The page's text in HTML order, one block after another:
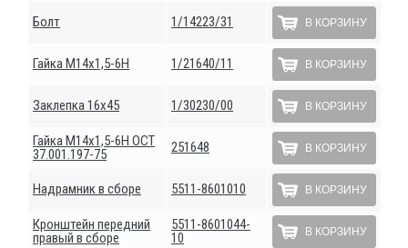
Болт 1/14223/31 В КОРЗИНУ
Гайка М14х1,5-6Н 1/21640/11 В КОРЗИНУ
Заклепка 16х45 1/30230/00 В КОРЗИНУ
Гайка М14х1,5-6Н ОСТ
37.001.197-75
251648 В КОРЗИНУ
Надрамник в сборе 5511-8601010 В КОРЗИНУ
Кронштейн передний
правый в сборе
5511-8601044-
10
В КОРЗИНУ